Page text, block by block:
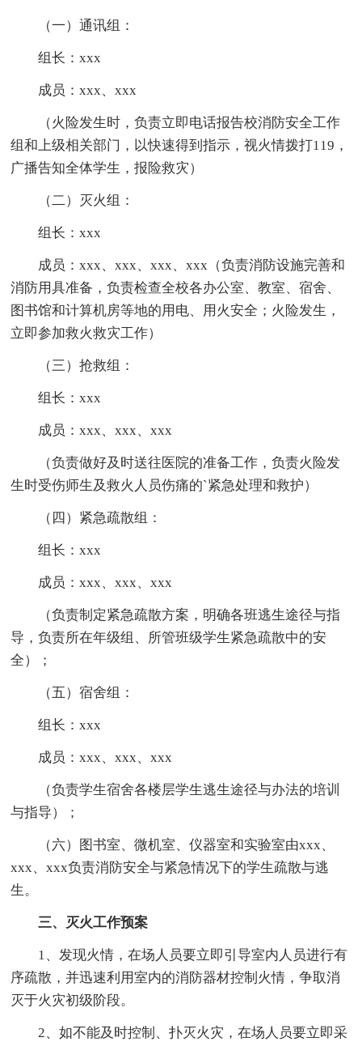
（一）通讯组：
组长：xxx
成员：xxx、xxx
（火险发生时，负责立即电话报告校消防安全工作
组和上级相关部门，以快速得到指示，视火情拨打119，
广播告知全体学生，报险救灾）
（二）灭火组：
组长：xxx
成员：xxx、xxx、xxx、xxx（负责消防设施完善和
消防用具准备，负责检查全校各办公室、教室、宿舍、
图书馆和计算机房等地的用电、用火安全；火险发生，
立即参加救火救灾工作）
（三）抢救组：
组长：xxx
成员：xxx、xxx、xxx
（负责做好及时送往医院的准备工作，负责火险发
生时受伤师生及救火人员伤痛的`紧急处理和救护）
（四）紧急疏散组：
组长：xxx
成员：xxx、xxx、xxx
（负责制定紧急疏散方案，明确各班逃生途径与指
导，负责所在年级组、所管班级学生紧急疏散中的安
全）；
（五）宿舍组：
组长：xxx
成员：xxx、xxx、xxx
（负责学生宿舍各楼层学生逃生途径与办法的培训
与指导）；
（六）图书室、微机室、仪器室和实验室由xxx、
xxx、xxx负责消防安全与紧急情况下的学生疏散与逃
生。
三、灭火工作预案
1、发现火情，在场人员要立即引导室内人员进行有
序疏散，并迅速利用室内的消防器材控制火情，争取消
灭于火灾初级阶段。
2、如不能及时控制、扑灭火灾，在场人员要立即采